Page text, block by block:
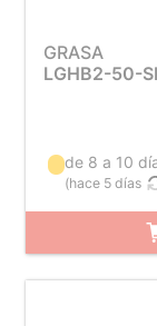
GRASA
LGHB2-50-
de 8 a 10
(hace 5 días